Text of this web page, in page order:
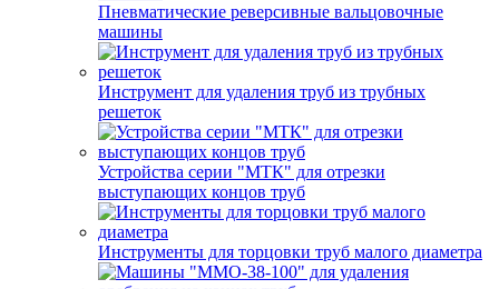
Пневматические реверсивные вальцовочные
машины
Инструмент для удаления труб из трубных
решеток
Устройства серии "МТК" для отрезки
выступающих концов труб
Инструменты для торцовки труб малого диаметра